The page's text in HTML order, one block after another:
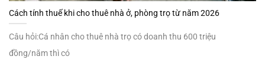
Cách tính thuế khi cho thuê nhà ở, phòng trọ từ năm 2026
Câu hỏi:Cá nhân cho thuê nhà trọ có doanh thu 600 triệu
đồng/năm thì có